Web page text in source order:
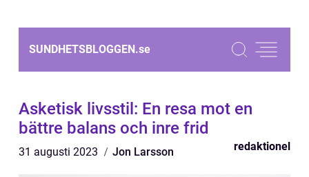
SUNDHETSBLOGGEN.se
Asketisk livsstil: En resa mot en
bättre balans och inre frid
31 augusti 2023 Jon Larsson redaktionel